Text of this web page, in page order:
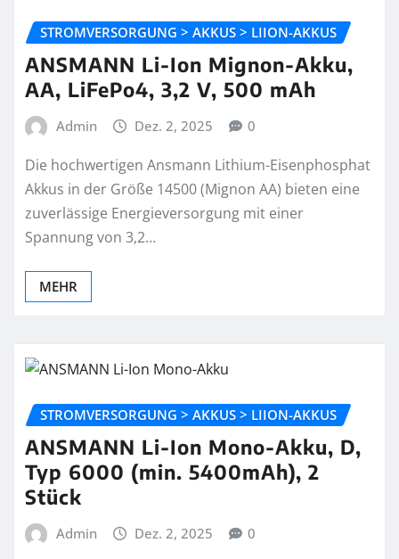
STROMVERSORGUNG > AKKUS > LIION-AKKUS
ANSMANN Li-Ion Mignon-Akku,
AA, LiFePo4, 3,2 V, 500 mAh
Admin Dez. 2, 2025 0
Die hochwertigen Ansmann Lithium-Eisenphosphat
Akkus in der Größe 14500 (Mignon AA) bieten eine
zuverlässige Energieversorgung mit einer
Spannung von 3,2…
MEHR
STROMVERSORGUNG > AKKUS > LIION-AKKUS
ANSMANN Li-Ion Mono-Akku, D,
Typ 6000 (min. 5400mAh), 2
Stück
Admin Dez. 2, 2025 0